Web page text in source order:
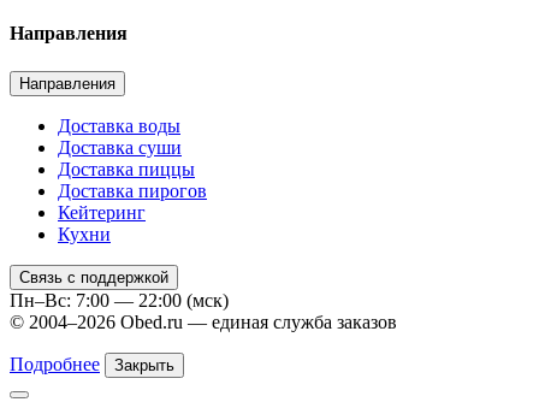
Направления
Направления
Доставка воды
Доставка суши
Доставка пиццы
Доставка пирогов
Кейтеринг
Кухни
Связь с поддержкой
Пн–Вс: 7:00 — 22:00 (мск)
© 2004–2026 Obed.ru — единая служба заказов
Подробнее Закрыть